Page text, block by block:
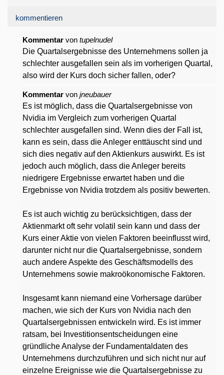
kommentieren
Kommentar von tupelnudel
Die Quartalsergebnisse des Unternehmens sollen ja
schlechter ausgefallen sein als im vorherigen Quartal,
also wird der Kurs doch sicher fallen, oder?
Kommentar von jneubauer
Es ist möglich, dass die Quartalsergebnisse von
Nvidia im Vergleich zum vorherigen Quartal
schlechter ausgefallen sind. Wenn dies der Fall ist,
kann es sein, dass die Anleger enttäuscht sind und
sich dies negativ auf den Aktienkurs auswirkt. Es ist
jedoch auch möglich, dass die Anleger bereits
niedrigere Ergebnisse erwartet haben und die
Ergebnisse von Nvidia trotzdem als positiv bewerten.
Es ist auch wichtig zu berücksichtigen, dass der
Aktienmarkt oft sehr volatil sein kann und dass der
Kurs einer Aktie von vielen Faktoren beeinflusst wird,
darunter nicht nur die Quartalsergebnisse, sondern
auch andere Aspekte des Geschäftsmodells des
Unternehmens sowie makroökonomische Faktoren.
Insgesamt kann niemand eine Vorhersage darüber
machen, wie sich der Kurs von Nvidia nach den
Quartalsergebnissen entwickeln wird. Es ist immer
ratsam, bei Investitionsentscheidungen eine
gründliche Analyse der Fundamentaldaten des
Unternehmens durchzuführen und sich nicht nur auf
einzelne Ereignisse wie die Quartalsergebnisse zu